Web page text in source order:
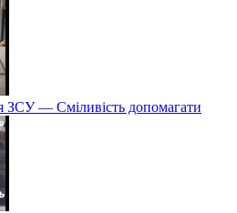
ЗСУ — Сміливість допомагати